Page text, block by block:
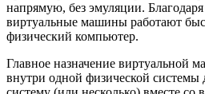
напрямую, без эмуляции.
виртуальные машины работают
физический компьютер.
Главное назначение виртуальной
внутри одной физической